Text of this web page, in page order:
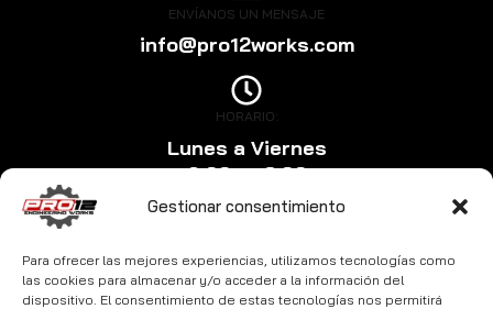
Gestionar consentimiento
Para ofrecer las mejores experiencias, utilizamos tecnologías como
las cookies para almacenar y/o acceder a la información del
dispositivo. El consentimiento de estas tecnologías nos permitirá
ENVÍANOS UN MENSAJE
info@pro12works.com
HORARIO:
Lunes a Viernes
9:00 a 18:00